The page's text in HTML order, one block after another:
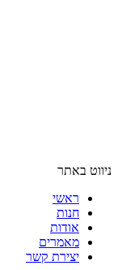
ניווט באתר
ראשי
חנות
אודות
מאמרים
יצירת קשר